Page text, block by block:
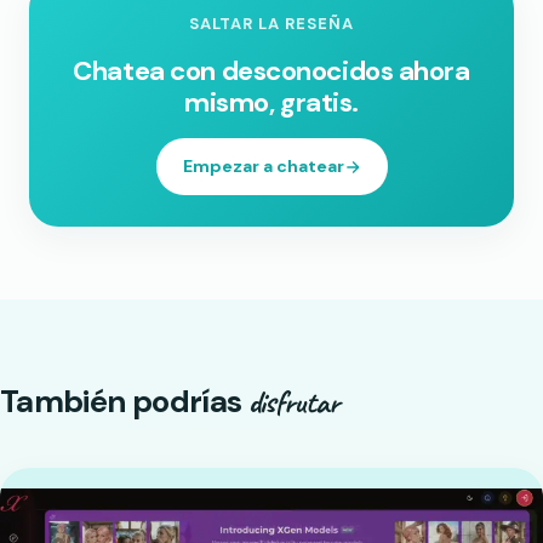
SALTAR LA RESEÑA
Chatea con desconocidos ahora
mismo, gratis.
Empezar a chatear
También podrías disfrutar